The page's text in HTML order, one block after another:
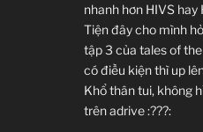
nhanh hơn HIVS
Tiện đây cho mình
tập 3 của tales of
có điều kiện thì up
Khổ thân tui, không
trên adrive :???: